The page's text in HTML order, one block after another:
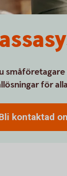
för
kontaktad